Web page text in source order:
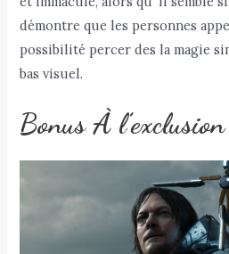
démontre que les personnes
possibilité percer des la magie
bas visuel.
Bonus À